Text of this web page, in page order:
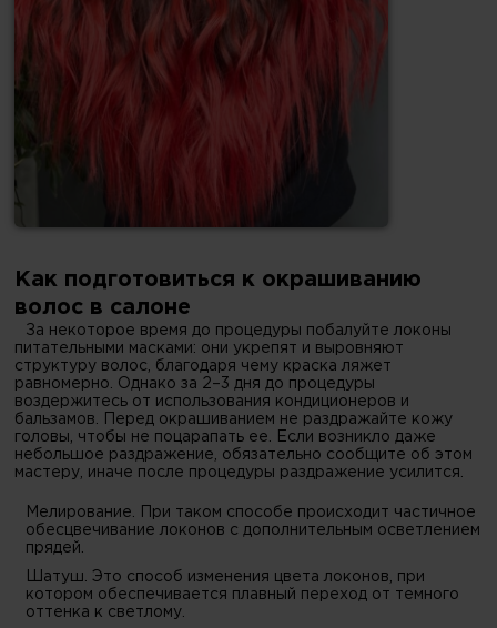
Как подготовиться к окрашиванию
волос в салоне
За некоторое время до процедуры побалуйте локоны
питательными масками: они укрепят и выровняют
структуру волос, благодаря чему краска ляжет
равномерно. Однако за 2–3 дня до процедуры
воздержитесь от использования кондиционеров и
бальзамов. Перед окрашиванием не раздражайте кожу
головы, чтобы не поцарапать ее. Если возникло даже
небольшое раздражение, обязательно сообщите об этом
мастеру, иначе после процедуры раздражение усилится.
Мелирование. При таком способе происходит частичное
обесцвечивание локонов с дополнительным осветлением
прядей.
Шатуш. Это способ изменения цвета локонов, при
котором обеспечивается плавный переход от темного
оттенка к светлому.